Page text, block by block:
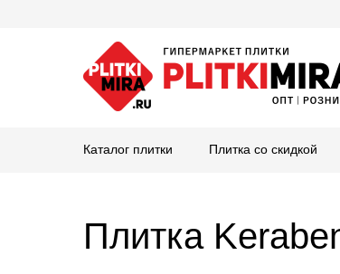
Каталог плитки Плитка со скидкой
Плитка